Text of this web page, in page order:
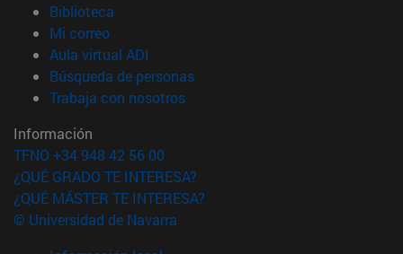
Biblioteca
Mi correo(abre en nueva ventana)
Aula virtual ADI
Búsqueda de personas(abre en nueva ventana)
Trabaja con nosotros(abre en nueva ventana)
Información
TFNO +34 948 42 56 00
¿QUÉ GRADO TE INTERESA?
¿QUÉ MÁSTER TE INTERESA?
© Universidad de Navarra